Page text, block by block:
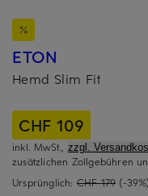
ETON
Hemd Slim Fit
CHF 109
inkl. MwSt., zzgl.
zusätzlichen Zollgebühren
Ursprünglich: CHF 179 (-39%)